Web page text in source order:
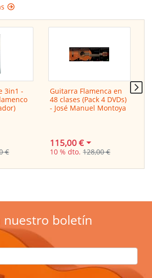
3in1 -
€
Guitarra Flamenca en
48 clases (Pack 4 DVDs)
- José Manuel Montoya
115,00 €
10 % dto. 128,00 €
nuestro boletín